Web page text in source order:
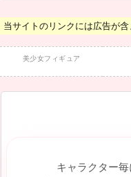
当サイトのリンクには広告が
美少女フィギュア
キャラクター毎